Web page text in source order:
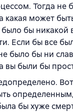
Тогда не
какая может
было бы никакой
Если бы все
было бы ни
вы были бы
бы хуже